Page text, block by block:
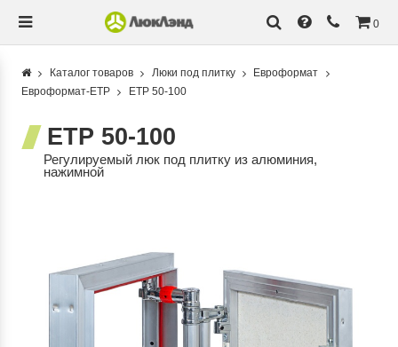
0
Каталог товаров Люки под плитку
Евроформат
Евроформат-ЕТР
ETР 50-100
ETР 50-100
Регулируемый люк под плитку из алюминия,
нажимной